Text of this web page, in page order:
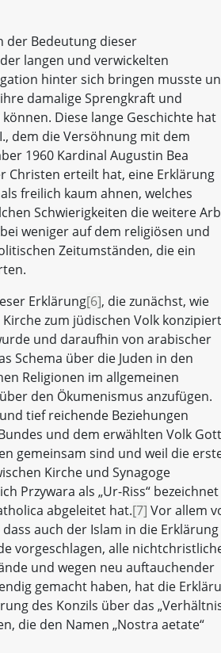
der Bedeutung dieser
langen und verwickelten
hinter sich bringen musste
damalige Sprengkraft und
Diese lange Geschichte hat
dem die Versöhnung mit dem
1960 Kardinal Augustin Bea
Christen erteilt hat, eine Erklärung
freilich kaum ahnen, welches
Schwierigkeiten die weitere
weniger auf dem religiösen und
Zeitumständen, die ein
Erklärung[6], die zunächst, wie
zum jüdischen Volk konzipiert
und daraufhin von arabischer
Schema über die Juden in den
Religionen im allgemeinen
den Ökumenismus anzufügen.
tief reichende Beziehungen
und dem erwählten Volk
gemeinsam sind und weil die
Kirche und Synagoge
Przywara als „Ur-Riss“ bezeichnet
abgeleitet hat.[7] Vor allem
auch der Islam in die Erklärung
vorgeschlagen, alle
und wegen neu auftauchender
gemacht haben, hat die
des Konzils über das
die den Namen „Nostra aetate“